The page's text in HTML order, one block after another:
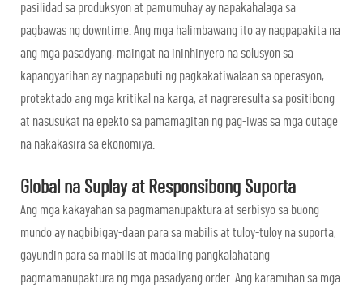
pasilidad sa produksyon at pamumuhay ay napakahalaga sa
pagbawas ng downtime. Ang mga halimbawang ito ay nagpapakita na
ang mga pasadyang, maingat na ininhinyero na solusyon sa
kapangyarihan ay nagpapabuti ng pagkakatiwalaan sa operasyon,
protektado ang mga kritikal na karga, at nagreresulta sa positibong
at nasusukat na epekto sa pamamagitan ng pag-iwas sa mga outage
na nakakasira sa ekonomiya.
Global na Suplay at Responsibong Suporta
Ang mga kakayahan sa pagmamanupaktura at serbisyo sa buong
mundo ay nagbibigay-daan para sa mabilis at tuloy-tuloy na suporta,
gayundin para sa mabilis at madaling pangkalahatang
pagmamanupaktura ng mga pasadyang order. Ang karamihan sa mga